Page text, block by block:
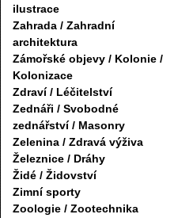
ilustrace
Zahrada / Zahradní
architektura
Zámořské objevy / Kolonie /
Kolonizace
Zdraví / Léčitelství
Zednáři / Svobodné
zednářství / Masonry
Zelenina / Zdravá výživa
Železnice / Dráhy
Židé / Židovství
Zimní sporty
Zoologie / Zootechnika